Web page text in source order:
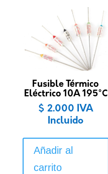
Fusible Térmico
Eléctrico 10A 195°C
$ 2.000 IVA
Incluido
Añadir al
carrito